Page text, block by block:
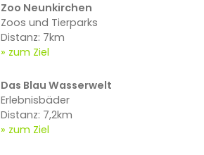
Zoo Neunkirchen
Zoos und Tierparks
Distanz: 7km
zum Ziel
Das Blau Wasserwelt
Erlebnisbäder
Distanz: 7,2km
zum Ziel